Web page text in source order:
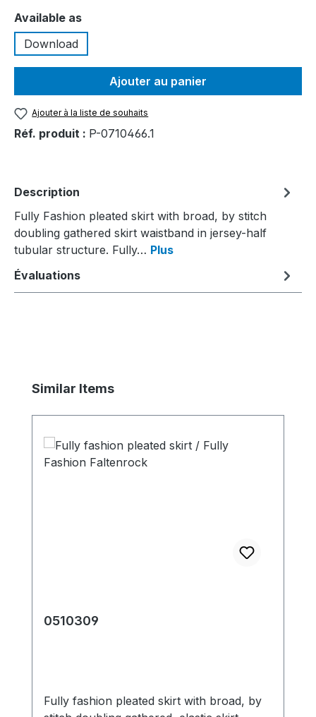
Sélectionnez
Available as
Download
Ajouter au panier
Ajouter à la liste de souhaits
Réf. produit : P-0710466.1
Description
Fully Fashion pleated skirt with broad, by stitch
doubling gathered skirt waistband in jersey-half
tubular structure. Fully… Plus
Évaluations
Ignorer la galerie de produits
Similar Items
0510309
Fully fashion pleated skirt with broad, by